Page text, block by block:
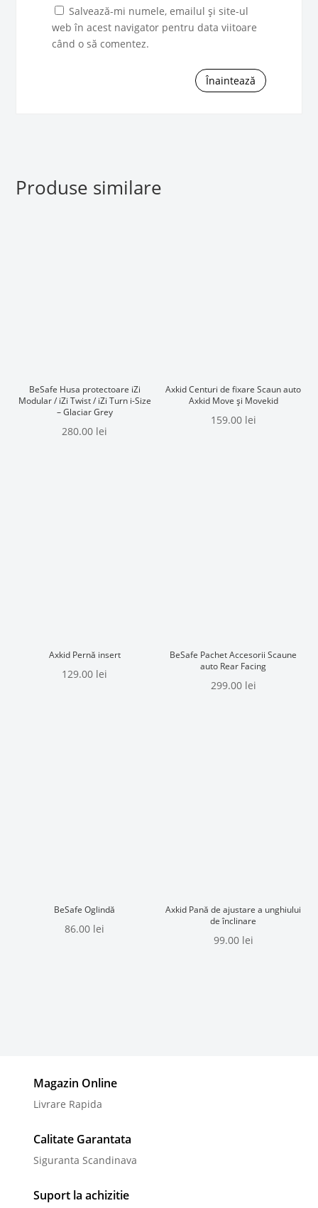
Salvează-mi numele, emailul și site-ul
web în acest navigator pentru data viitoare
când o să comentez.
Înaintează
Produse similare
BeSafe Husa protectoare iZi
Modular / iZi Twist / iZi Turn i-Size
– Glaciar Grey
280.00 lei
Axkid Centuri de fixare Scaun auto
Axkid Move și Movekid
159.00 lei
Axkid Pernă insert
129.00 lei
BeSafe Pachet Accesorii Scaune
auto Rear Facing
299.00 lei
BeSafe Oglindă
86.00 lei
Axkid Pană de ajustare a unghiului
de înclinare
99.00 lei
Magazin Online
Livrare Rapida
Calitate Garantata
Siguranta Scandinava
Suport la achizitie